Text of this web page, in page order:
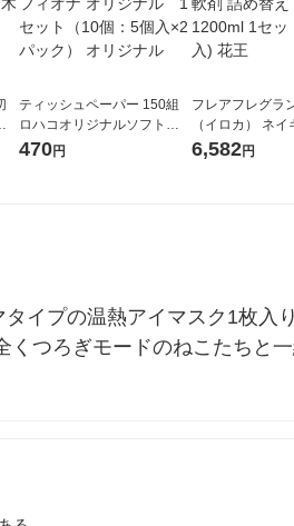
ティッシュペーパー 150組
ロハコオリジナルソフトパ
ックティッシュ フィオナ オ
470円
フレアフレグラ
（イロカ） ネイ
ーの香り 柔軟剤
特大 1200ml 1セ
6,582円
イプの温熱アイマスク1枚入
つろぎモードのねこたちと